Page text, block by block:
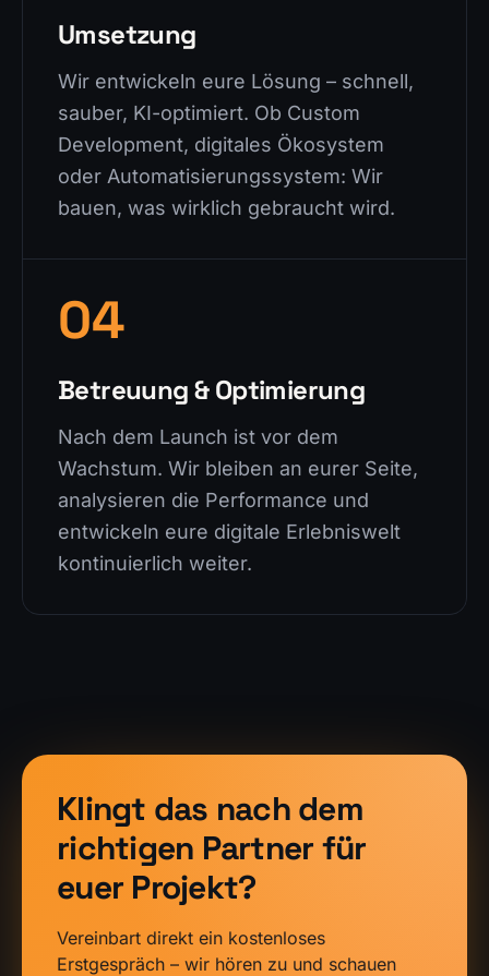
Umsetzung
Wir entwickeln eure Lösung – schnell,
sauber, KI-optimiert. Ob Custom
Development, digitales Ökosystem
oder Automatisierungssystem: Wir
bauen, was wirklich gebraucht wird.
04
Betreuung & Optimierung
Nach dem Launch ist vor dem
Wachstum. Wir bleiben an eurer Seite,
analysieren die Performance und
entwickeln eure digitale Erlebniswelt
kontinuierlich weiter.
Klingt das nach dem
richtigen Partner für
euer Projekt?
Vereinbart direkt ein kostenloses
Erstgespräch – wir hören zu und schauen